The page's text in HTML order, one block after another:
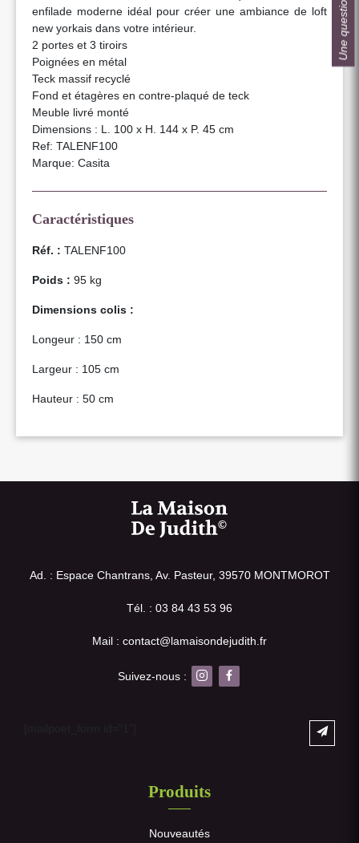
enfilade moderne idéal pour créer une ambiance de loft
new yorkais dans votre intérieur.
2 portes et 3 tiroirs
Poignées en métal
Teck massif recyclé
Fond et étagères en contre-plaqué de teck
Meuble livré monté
Dimensions : L. 100 x H. 144 x P. 45 cm
Ref: TALENF100
Marque: Casita
Caractéristiques
Réf. : TALENF100
Poids : 95 kg
Dimensions colis :
Longeur : 150 cm
Largeur : 105 cm
Hauteur : 50 cm
Ad. : Espace Chantrans, Av. Pasteur, 39570 MONTMOROT
Tél. : 03 84 43 53 96
Mail : contact@lamaisondejudith.fr
Suivez-nous :
Produits
Nouveautés
Une question ?